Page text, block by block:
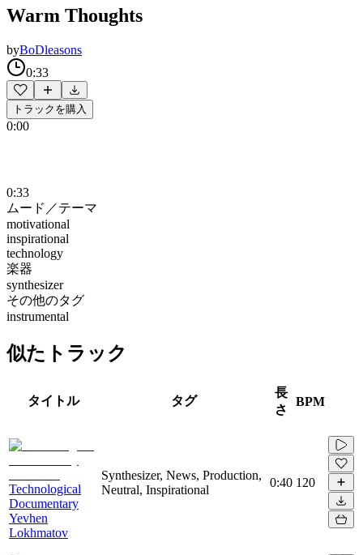
Warm Thoughts
byBoDleasons
0:33
トラックを購入
0:00
0:33
ムード／テーマ
motivational
inspirational
technology
楽器
synthesizer
その他のタグ
instrumental
似たトラック
タイトル タグ
長
さ
BPM
Technological
Documentary
Yevhen
Lokhmatov
Synthesizer, News, Production,
Neutral, Inspirational
0:40 120